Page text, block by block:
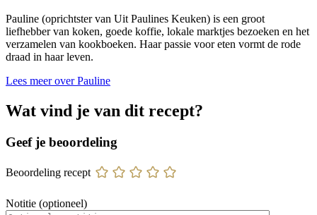
Pauline (oprichtster van Uit Paulines Keuken) is een groot
liefhebber van koken, goede koffie, lokale marktjes bezoeken en het
verzamelen van kookboeken. Haar passie voor eten vormt de rode
draad in haar leven.
Lees meer over Pauline
Wat vind je van dit recept?
Geef je beoordeling
Beoordeling recept
Notitie (optioneel)